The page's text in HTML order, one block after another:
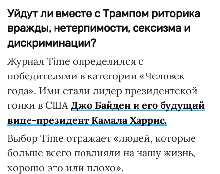
Уйдут ли вместе с Трампом риторика
вражды, нетерпимости, сексизма и
дискриминации?
Журнал Time определился с
победителями в категории «Человек
года». Ими стали лидер президентской
гонки в США Джо Байден и его будущий
вице-президент Камала Харрис.
Выбор Time отражает «людей, которые
больше всего повлияли на нашу жизнь,
хорошо это или плохо».